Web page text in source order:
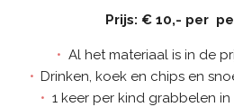
Prijs: € 10,- per
Al het materiaal is in de
Drinken, koek en chips en
1 keer per kind grabbelen